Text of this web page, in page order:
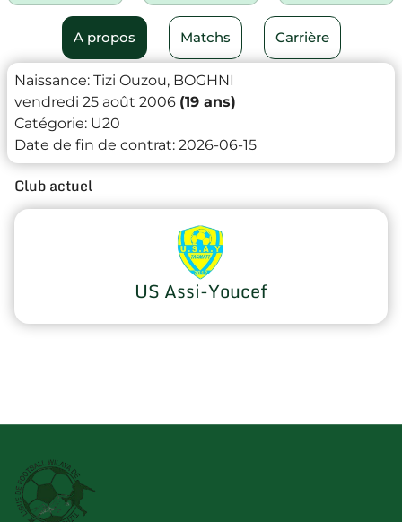
A propos Matchs Carrière
Naissance: Tizi Ouzou, BOGHNI
vendredi 25 août 2006 (19 ans)
Catégorie: U20
Date de fin de contrat: 2026-06-15
Club actuel
US Assi-Youcef